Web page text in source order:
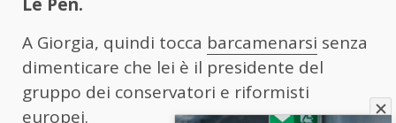
A Giorgia, quindi tocca barcamenarsi senza
dimenticare che lei è il presidente del
gruppo dei conservatori e riformisti
europei.